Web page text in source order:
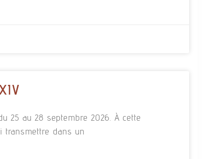
25 au 28 septembre 2026. À cette
transmettre dans un